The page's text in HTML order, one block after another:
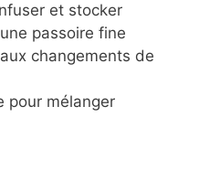
et stocker
passoire fine
changements de
pour mélanger